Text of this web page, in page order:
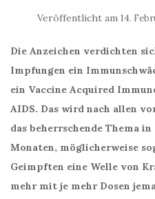
Veröffentlicht am 14.
Die Anzeichen verdichten
Impfungen ein
ein Vaccine Acquired
AIDS. Das wird nach allen
das beherrschende Thema
Monaten, möglicherweise
Geimpften eine Welle von
mehr mit je mehr Dosen